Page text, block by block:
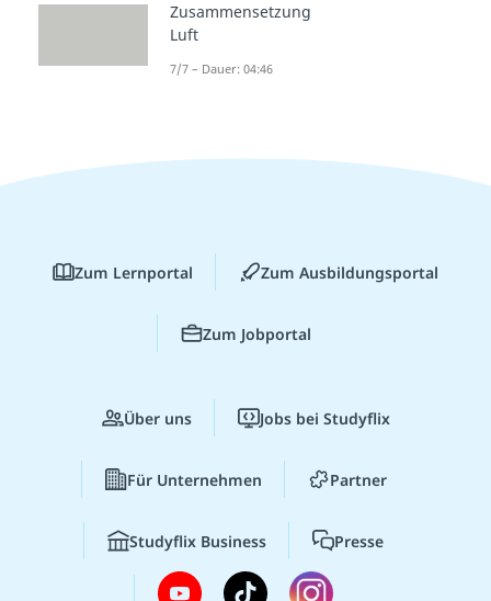
Zusammensetzung
Luft
7/7 – Dauer: 04:46
Zum Lernportal Zum Ausbildungsportal
Zum Jobportal
Über uns Jobs bei Studyflix
Für Unternehmen Partner
Studyflix Business Presse